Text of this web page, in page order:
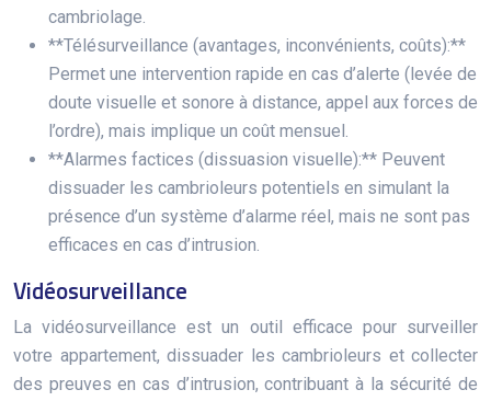
cambriolage.
**Télésurveillance (avantages, inconvénients, coûts):**
Permet une intervention rapide en cas d’alerte (levée de
doute visuelle et sonore à distance, appel aux forces de
l’ordre), mais implique un coût mensuel.
**Alarmes factices (dissuasion visuelle):** Peuvent
dissuader les cambrioleurs potentiels en simulant la
présence d’un système d’alarme réel, mais ne sont pas
efficaces en cas d’intrusion.
Vidéosurveillance
La vidéosurveillance est un outil efficace pour surveiller
votre appartement, dissuader les cambrioleurs et collecter
des preuves en cas d’intrusion, contribuant à la sécurité de